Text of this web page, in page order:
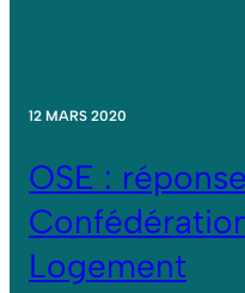
12 MARS 2020
OSE :
Logement